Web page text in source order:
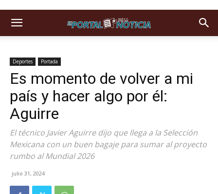
Deportes Portada
Es momento de volver a mi
país y hacer algo por él:
Aguirre
El técnico Javier Aguirre dijo que llega a la Selección
Mexicana con un buen bagaje para sumar al proyecto
rumbo al Mundial 2026
julio 31, 2024